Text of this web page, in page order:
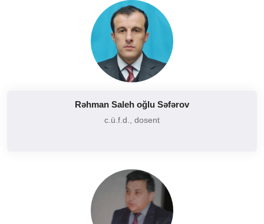
Rəhman Saleh oğlu Səfərov
c.ü.f.d., dosent